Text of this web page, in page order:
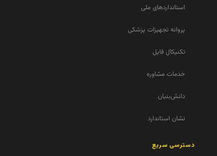
استانداردهای ملی
پروانه تجهیزات پزشکی
تکنیکال فایل
خدمات مشاوره
دانش‌بنیان
نشان استاندارد
دسترسی سریع